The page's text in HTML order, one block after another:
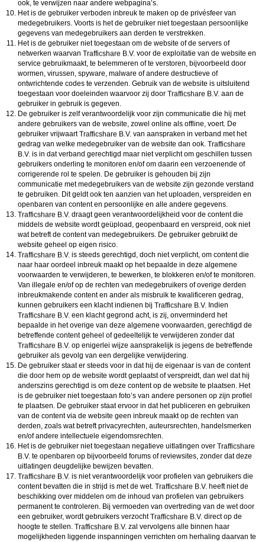
ook, te verwijzen naar andere webpagina’s.
Het is de gebruiker verboden inbreuk te maken op de privésfeer van
medegebruikers. Voorts is het de gebruiker niet toegestaan persoonlijke
gegevens van medegebruikers aan derden te verstrekken.
Het is de gebruiker niet toegestaan om de website of de servers of
netwerken waarvan
voor de exploitatie van de website en
service gebruikmaakt, te belemmeren of te verstoren, bijvoorbeeld door
wormen, virussen, spyware, malware of andere destructieve of
ontwrichtende codes te verzenden. Gebruik van de website is uitsluitend
toegestaan voor doeleinden waarvoor zij door
aan de
gebruiker in gebruik is gegeven.
De gebruiker is zelf verantwoordelijk voor zijn communicatie die hij met
andere gebruikers van de website, zowel online als offline, voert. De
gebruiker vrijwaart
van aanspraken in verband met het
gedrag van welke medegebruiker van de website dan ook.
is in dat verband gerechtigd maar niet verplicht om geschillen tussen
gebruikers onderling te monitoren en/of om daarin een verzoenende of
corrigerende rol te spelen. De gebruiker is gehouden bij zijn
communicatie met medegebruikers van de website zijn gezonde verstand
te gebruiken. Dit geldt ook ten aanzien van het uploaden, verspreiden en
openbaren van content en persoonlijke en alle andere gegevens.
draagt geen verantwoordelijkheid voor de content die
middels de website wordt geüpload, geopenbaard en verspreid, ook niet
wat betreft de content van medegebruikers. De gebruiker gebruikt de
website geheel op eigen risico.
is steeds gerechtigd, doch niet verplicht, om content die
naar haar oordeel inbreuk maakt op het bepaalde in deze algemene
voorwaarden te verwijderen, te bewerken, te blokkeren en/of te monitoren.
Van illegale en/of op de rechten van medegebruikers of overige derden
inbreukmakende content en ander als misbruik te kwalificeren gedrag,
kunnen gebruikers een klacht indienen bij
Indien
een klacht gegrond acht, is zij, onverminderd het
bepaalde in het overige van deze algemene voorwaarden, gerechtigd de
betreffende content geheel of gedeeltelijk te verwijderen zonder dat
op enigerlei wijze aansprakelijk is jegens de betreffende
gebruiker als gevolg van een dergelijke verwijdering.
De gebruiker staat er steeds voor in dat hij de eigenaar is van de content
die door hem op de website wordt geplaatst of verspreidt, dan wel dat hij
anderszins gerechtigd is om deze content op de website te plaatsen. Het
is de gebruiker niet toegestaan foto’s van andere personen op zijn profiel
te plaatsen. De gebruiker staat ervoor in dat het publiceren en gebruiken
van de content via de website geen inbreuk maakt op de rechten van
derden, zoals wat betreft privacyrechten, auteursrechten, handelsmerken
en/of andere intellectuele eigendomsrechten.
Het is de gebruiker niet toegestaan negatieve uitlatingen over
te openbaren op bijvoorbeeld forums of reviewsites, zonder dat deze
uitlatingen deugdelijke bewijzen bevatten.
is niet verantwoordelijk voor profielen van gebruikers die
content bevatten die in strijd is met de wet.
heeft niet de
beschikking over middelen om de inhoud van profielen van gebruikers
permanent te controleren. Bij vermoeden van overtreding van de wet door
een gebruiker, wordt gebruikers verzocht
direct op de
hoogte te stellen.
zal vervolgens alle binnen haar
mogelijkheden liggende inspanningen verrichten om herhaling daarvan te